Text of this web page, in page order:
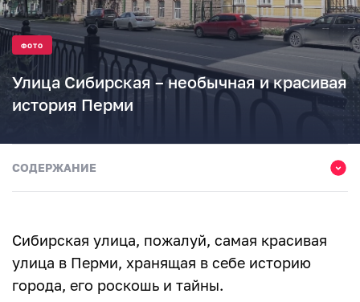
ФОТО
Улица Сибирская – необычная и красивая
история Перми
СОДЕРЖАНИЕ
Площадь Карла Маркса
Бульвар Советской Армии
Сибирская застава
Сибирская улица, пожалуй, самая красивая
улица в Перми, хранящая в себе историю
города, его роскошь и тайны.